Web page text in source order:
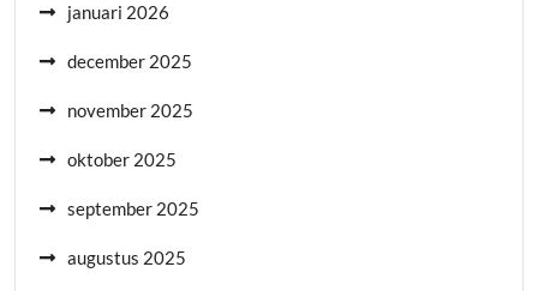
januari 2026
december 2025
november 2025
oktober 2025
september 2025
augustus 2025